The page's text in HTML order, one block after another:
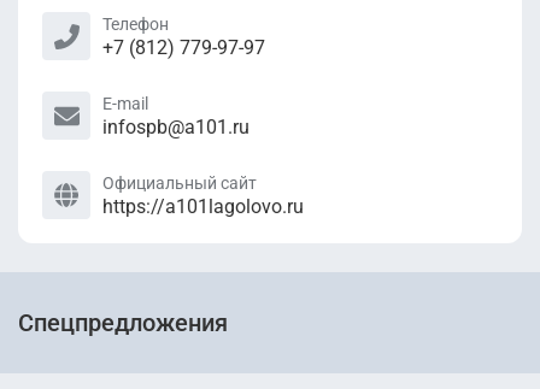
Телефон
+7 (812) 779-97-97
E-mail
infospb@a101.ru
Официальный сайт
https://a101lagolovo.ru
Спецпредложения